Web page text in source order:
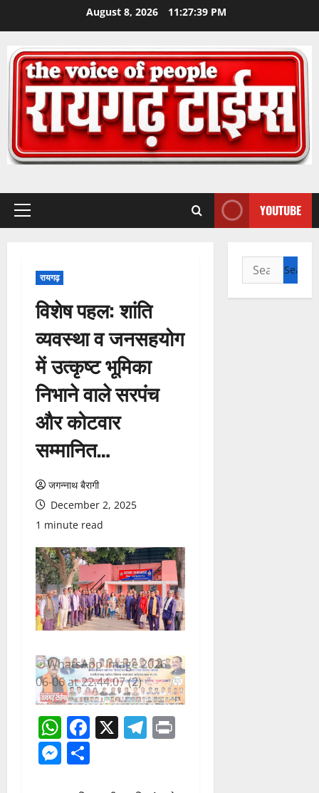
August 8, 2026 11:27:40 PM
Primary
YOUTUBE
रायगढ़
विशेष पहल: शांति
व्यवस्था व जनसहयोग
में उत्कृष्ट भूमिका
निभाने वाले सरपंच
और कोटवार
सम्मानित…
जगन्नाथ बैरागी
December 2, 2025
1 minute read
WhatsApp
Facebook
X Telegram
Print
Messenger
Share
Search
for: